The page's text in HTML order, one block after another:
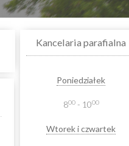
Kancelaria parafialna
Poniedziałek
800- 1000
Wtorek i czwartek